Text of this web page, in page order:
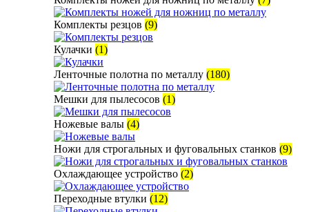
Комплекты резцов (9)
Кулачки (1)
Ленточные полотна по металлу (180)
Мешки для пылесосов (1)
Ножевые валы (4)
Ножи для строгальных и фуговальных станков (9)
Охлаждающее устройство (2)
Переходные втулки (12)